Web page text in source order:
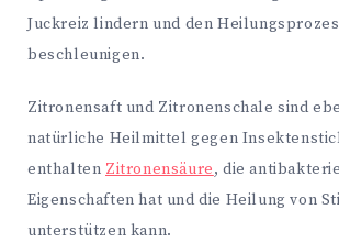
Juckreiz lindern und den
beschleunigen.
Zitronensaft und Zitronenschale sind
natürliche Heilmittel gegen
enthalten Zitronensäure, die
Eigenschaften hat und die Heilung von
unterstützen kann.